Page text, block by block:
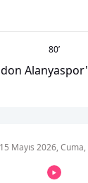
80’
15 Mayıs 2026,